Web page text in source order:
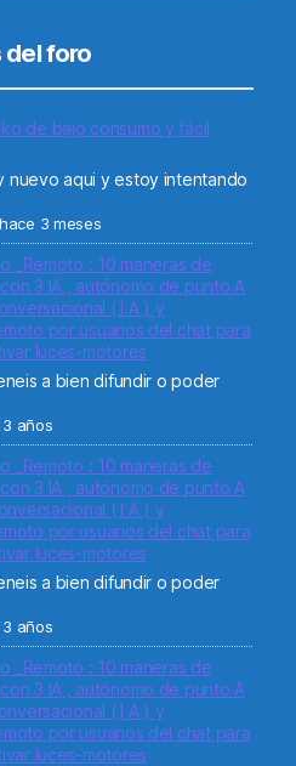
del foro
de bajo consumo y fácil
nuevo aqui y estoy intentando
hace 3 meses
_Remoto : 10 maneras de
3 IA , autónomo de punto A
( I A ) y
por usuarios del chat para
luces-motores
a bien difundir o poder
años
_Remoto : 10 maneras de
3 IA , autónomo de punto A
( I A ) y
por usuarios del chat para
luces-motores
a bien difundir o poder
años
_Remoto : 10 maneras de
3 IA , autónomo de punto A
( I A ) y
por usuarios del chat para
luces-motores